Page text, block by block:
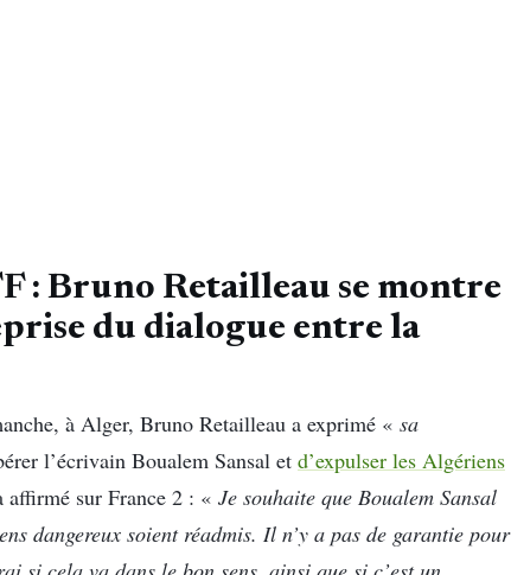
: Bruno Retailleau se montre
du dialogue entre la
à Alger, Bruno Retailleau a exprimé « sa
l’écrivain Boualem Sansal et d’expulser les Algériens
sur France 2 : « Je souhaite que Boualem Sansal
dangereux soient réadmis. Il n’y a pas de garantie pour